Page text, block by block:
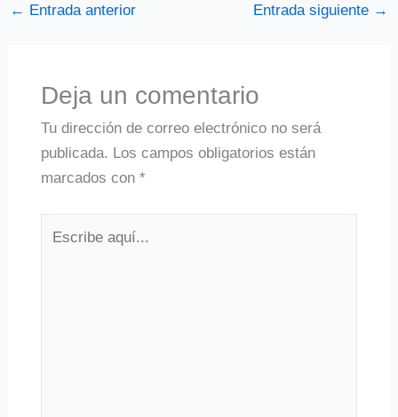
← Entrada anterior Entrada siguiente →
Deja un comentario
Tu dirección de correo electrónico no será
publicada. Los campos obligatorios están
marcados con *